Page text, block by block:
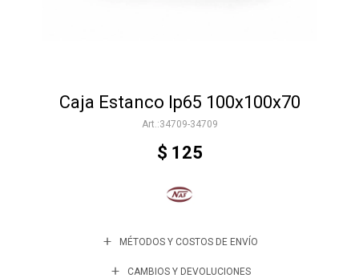
Caja Estanco Ip65 100x100x70
34709-34709
$ 125
MÉTODOS Y COSTOS DE ENVÍO
CAMBIOS Y DEVOLUCIONES
Varios